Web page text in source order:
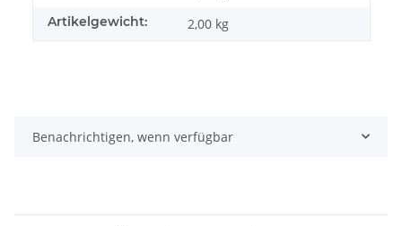
Artikelgewicht: 2,00 kg
Benachrichtigen, wenn verfügbar